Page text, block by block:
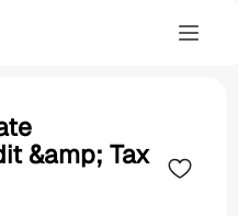
&amp; Tax